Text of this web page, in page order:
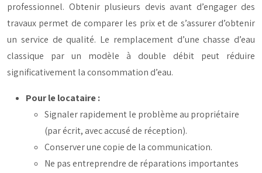
professionnel. Obtenir plusieurs devis avant d’engager des
travaux permet de comparer les prix et de s’assurer d’obtenir
un service de qualité. Le remplacement d’une chasse d’eau
classique par un modèle à double débit peut réduire
significativement la consommation d’eau.
Pour le locataire :
Signaler rapidement le problème au propriétaire
(par écrit, avec accusé de réception).
Conserver une copie de la communication.
Ne pas entreprendre de réparations importantes